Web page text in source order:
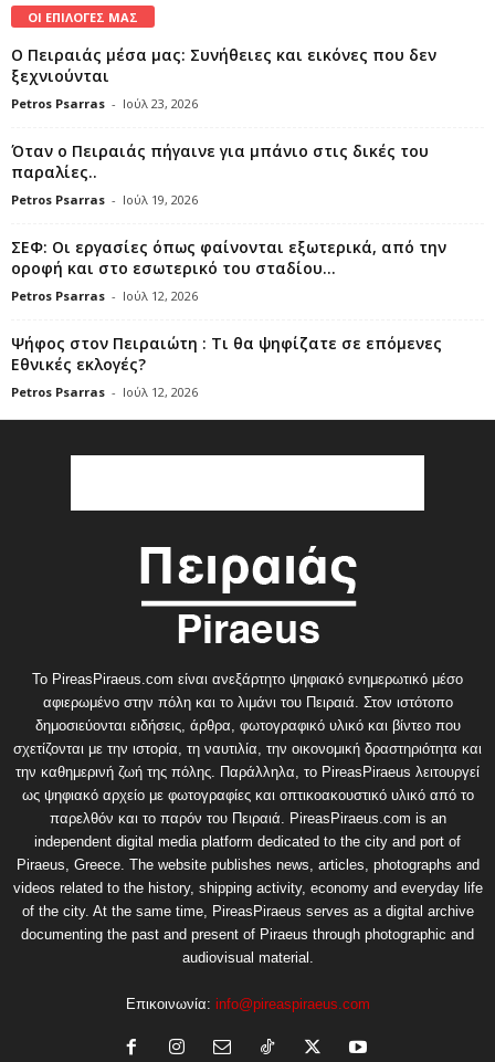
ΟΙ ΕΠΙΛΟΓΕΣ ΜΑΣ
Ο Πειραιάς μέσα μας: Συνήθειες και εικόνες που δεν
ξεχνιούνται
Petros Psarras - Ιούλ 23, 2026
Όταν ο Πειραιάς πήγαινε για μπάνιο στις δικές του
παραλίες..
Petros Psarras - Ιούλ 19, 2026
ΣΕΦ: Οι εργασίες όπως φαίνονται εξωτερικά, από την
οροφή και στο εσωτερικό του σταδίου...
Petros Psarras - Ιούλ 12, 2026
Ψήφος στον Πειραιώτη : Τι θα ψηφίζατε σε επόμενες
Εθνικές εκλογές?
Petros Psarras - Ιούλ 12, 2026
Το PireasPiraeus.com είναι ανεξάρτητο ψηφιακό ενημερωτικό μέσο
αφιερωμένο στην πόλη και το λιμάνι του Πειραιά. Στον ιστότοπο
δημοσιεύονται ειδήσεις, άρθρα, φωτογραφικό υλικό και βίντεο που
σχετίζονται με την ιστορία, τη ναυτιλία, την οικονομική δραστηριότητα και
την καθημερινή ζωή της πόλης. Παράλληλα, το PireasPiraeus λειτουργεί
ως ψηφιακό αρχείο με φωτογραφίες και οπτικοακουστικό υλικό από το
παρελθόν και το παρόν του Πειραιά. PireasPiraeus.com is an
independent digital media platform dedicated to the city and port of
Piraeus, Greece. The website publishes news, articles, photographs and
videos related to the history, shipping activity, economy and everyday life
of the city. At the same time, PireasPiraeus serves as a digital archive
documenting the past and present of Piraeus through photographic and
audiovisual material.
Επικοινωνία: info@pireaspiraeus.com